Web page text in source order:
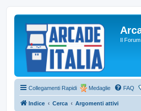
Il
Collegamenti Rapidi Medaglie FAQ
Indice Cerca Argomenti attivi